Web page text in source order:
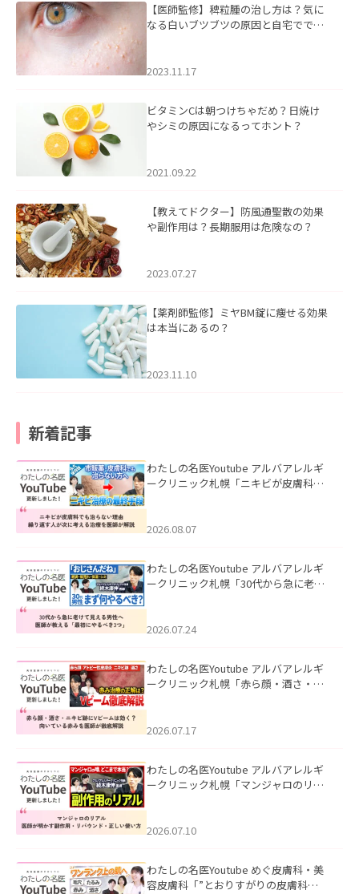
【医師監修】稗粒腫の治し方は？気に
なる白いブツブツの原因と自宅ででき
2023.11.17
ビタミンCは朝つけちゃだめ？日焼け
やシミの原因になるってホント？
2021.09.22
【教えてドクター】防風通聖散の効果
や副作用は？長期服用は危険なの？
2023.07.27
【薬剤師監修】ミヤBM錠に痩せる効果
は本当にあるの？
2023.11.10
新着記事
わたしの名医Youtube アルバアレルギ
ークリニック札幌「ニキビが皮膚科で
ました。
2026.08.07
わたしの名医Youtube アルバアレルギ
ークリニック札幌「30代から急に老け
た。
2026.07.24
わたしの名医Youtube アルバアレルギ
ークリニック札幌「赤ら顔・酒さ・ニ
した。
2026.07.17
わたしの名医Youtube アルバアレルギ
ークリニック札幌「マンジャロのリア
た。
2026.07.10
わたしの名医Youtube めぐ皮膚科・美
容皮膚科「”とおりすがりの皮膚科